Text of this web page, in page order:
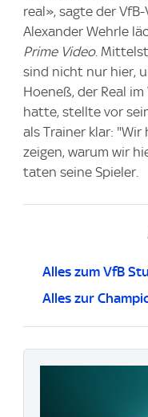
real», sagte der
Alexander Wehrle
Prime Video.
sind nicht nur hier,
Hoeneß, der Real
hatte, stellte vor
als Trainer klar:
zeigen, warum wir
taten seine Spieler.
Alles zum VfB
Alles zur